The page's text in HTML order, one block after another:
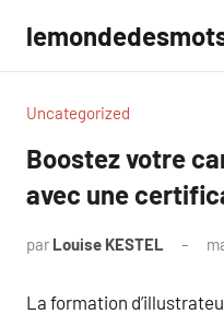
contenu
Uncategorized
Boostez votre
avec une
par Louise KESTEL
La formation